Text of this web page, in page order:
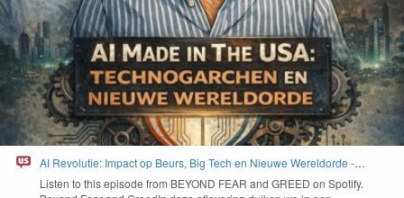
AI Revolutie: Impact op Beurs, Big Tech en Nieuwe Wereldorde -
BEYOND FEAR and GREED
Lis­ten to this episode from BEYOND FEAR and GREED on Spo­ti­fy.